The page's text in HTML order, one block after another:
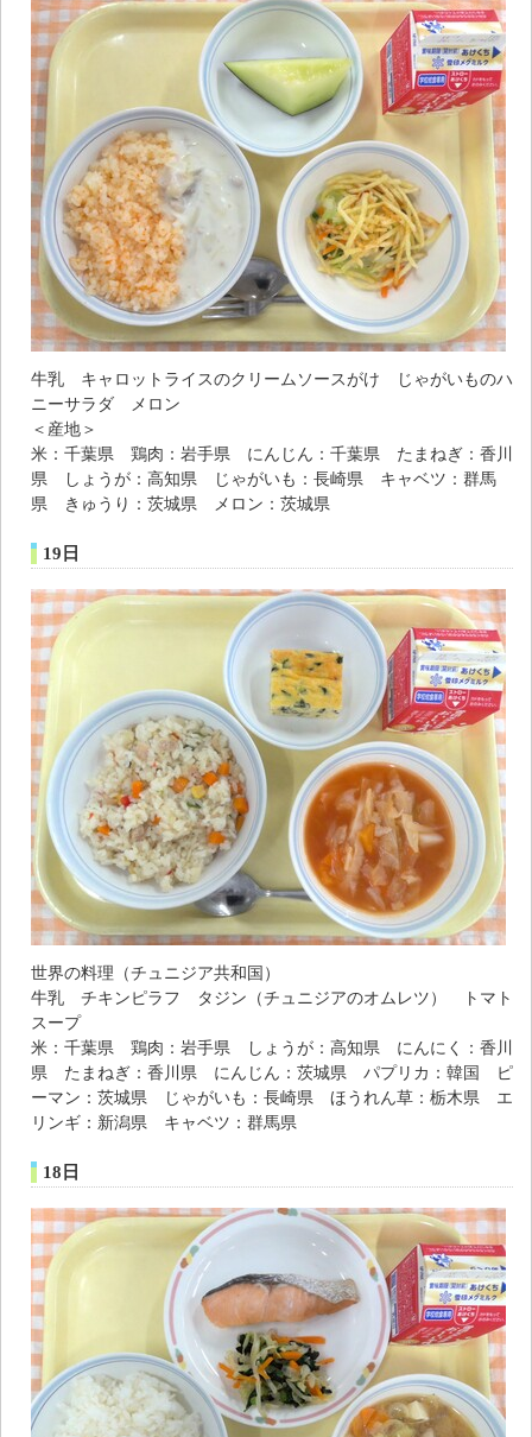
牛乳 キャロットライスのクリームソースがけ じゃがいものハ
ニーサラダ メロン
＜産地＞
米：千葉県 鶏肉：岩手県 にんじん：千葉県 たまねぎ：香川
県 しょうが：高知県 じゃがいも：長崎県 キャベツ：群馬
県 きゅうり：茨城県 メロン：茨城県
19日
世界の料理（チュニジア共和国）
牛乳 チキンピラフ タジン（チュニジアのオムレツ） トマト
スープ
米：千葉県 鶏肉：岩手県 しょうが：高知県 にんにく：香川
県 たまねぎ：香川県 にんじん：茨城県 パプリカ：韓国 ピ
ーマン：茨城県 じゃがいも：長崎県 ほうれん草：栃木県 エ
リンギ：新潟県 キャベツ：群馬県
18日